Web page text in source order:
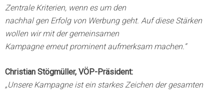
Zentrale Kriterien, wenn es um den
nachhal gen Erfolg von Werbung geht. Auf diese Stärken
wollen wir mit der gemeinsamen
Kampagne erneut prominent aufmerksam machen.“
Christian Stögmüller, VÖP-Präsident:
„Unsere Kampagne ist ein starkes Zeichen der gesamten